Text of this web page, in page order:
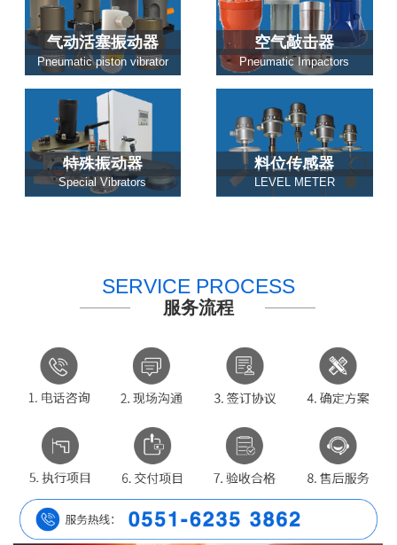
气动活塞振动器
Pneumatic piston vibrator
空气敲击器
Pneumatic Impactors
特殊振动器
Special Vibrators
料位传感器
LEVEL METER
SERVICE PROCESS
服务流程